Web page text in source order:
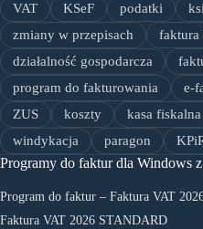
VAT KSeF podatki
zmiany w przepisach
faktura
działalność gospodarcza
program do fakturowania
e-
ZUS
koszty kasa fiskalna
windykacja
paragon
Programy do faktur dla Windows
Program do faktur – Faktura VAT
Faktura VAT 2026 STANDARD